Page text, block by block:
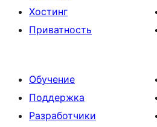
Хостинг
Приватность
Обучение
Поддержка
Разработчики